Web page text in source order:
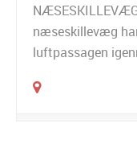
næseskillevæg
luftpassagen